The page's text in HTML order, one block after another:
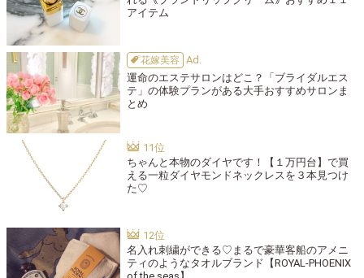
アイテム
花嫁美容
運命のエステサロンはどこ？「ブライダルエス
テ」の体験プランがある大手おすすめサロンま
とめ
ちゃんと本物のダイヤです！【１万円台】で買
える一粒ダイヤモンドネックレスを３本見つけ
た♡
名入れ刺繍ができる♡まるで豪華客船のアメニ
ティのようなタオルブランド【ROYAL-PHOENIX